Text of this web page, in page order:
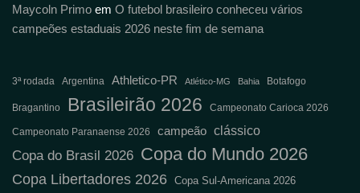
Maycoln Primo em O futebol brasileiro conheceu vários
campeões estaduais 2026 neste fim de semana
3ª rodada Argentina Athletico-PR Atlético-MG Bahia Botafogo
Bragantino Brasileirão 2026 Campeonato Carioca 2026
Campeonato Paranaense 2026 campeão clássico
Copa do Brasil 2026 Copa do Mundo 2026
Copa Libertadores 2026 Copa Sul-Americana 2026